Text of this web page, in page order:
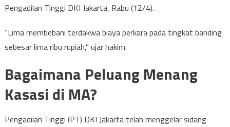
Pengadilan Tinggi DKI Jakarta, Rabu (12/4).
“Lima membebani terdakwa biaya perkara pada tingkat banding
sebesar lima ribu rupiah,” ujar hakim.
Bagaimana Peluang Menang
Kasasi di MA?
Pengadilan Tinggi (PT) DKI Jakarta telah menggelar sidang